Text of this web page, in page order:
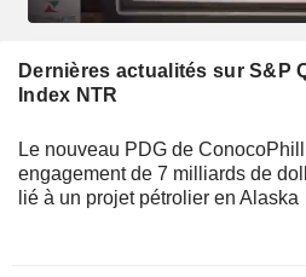
Dernières actualités sur S&P
Index NTR
Le nouveau PDG de
engagement de 7 milliards de
lié à un projet pétrolier en Alaska